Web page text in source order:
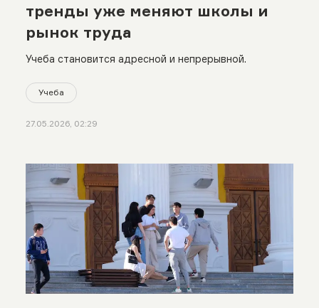
тренды уже меняют школы и
рынок труда
Учеба становится адресной и непрерывной.
Учеба
27.05.2026, 02:29